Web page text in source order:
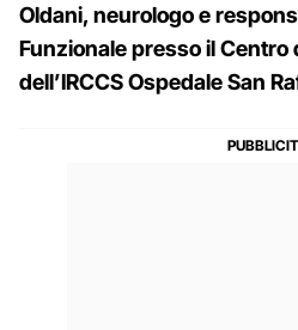
Oldani, neurologo e
Funzionale presso il Centro
dell’IRCCS Ospedale San